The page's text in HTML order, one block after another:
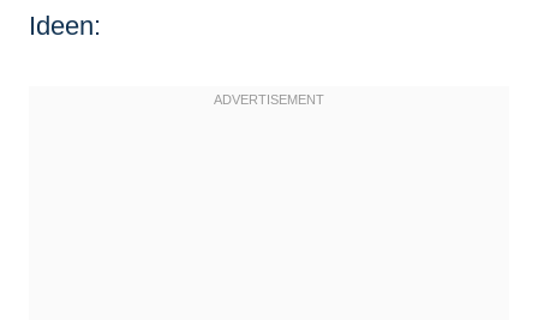
Ideen: